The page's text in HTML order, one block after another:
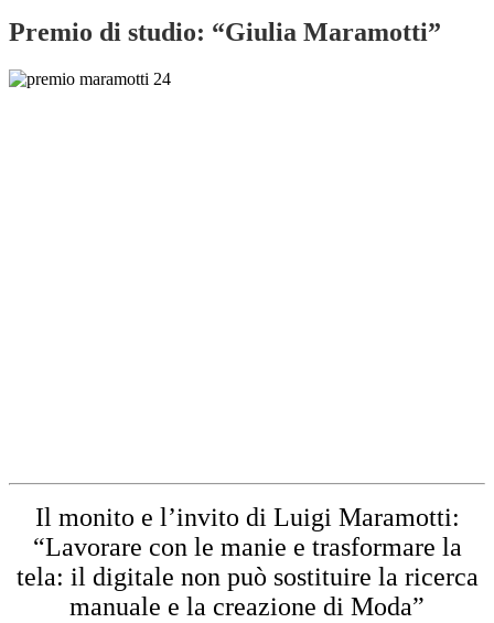
Premio di studio: “Giulia Maramotti”
Il monito e l’invito di Luigi Maramotti:
“Lavorare con le manie e trasformare la
tela: il digitale non può sostituire la ricerca
manuale e la creazione di Moda”